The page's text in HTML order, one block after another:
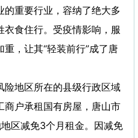
的重要行业，容纳了绝大多
食住行。受疫情影响，服
，让其“轻装前行”成了唐
险地区所在的县级行政区域
商户承租国有房屋，唐山市
区减免3个月租金。因减免